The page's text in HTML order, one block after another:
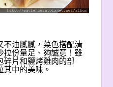
不油膩膩，菜色搭配清
拉份量足、夠誠意！雖
碎片和鹽烤雞肉的部
其中的美味。